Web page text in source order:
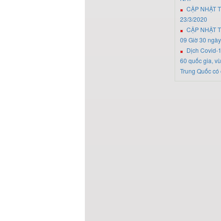
CẬP NHẬT
23/3/2020
CẬP NHẬT
09 Giờ 30
Dịch Covid-
60 quốc gia,
Trung Quốc có